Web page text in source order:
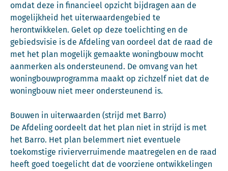
omdat deze in financieel opzicht bijdragen aan de
mogelijkheid het uiterwaardengebied te
herontwikkelen. Gelet op deze toelichting en de
gebiedsvisie is de Afdeling van oordeel dat de raad de
met het plan mogelijk gemaakte woningbouw mocht
aanmerken als ondersteunend. De omvang van het
woningbouwprogramma maakt op zichzelf niet dat de
woningbouw niet meer ondersteunend is.
Bouwen in uiterwaarden (strijd met Barro)
De Afdeling oordeelt dat het plan niet in strijd is met
het Barro. Het plan belemmert niet eventuele
toekomstige rivierverruimende maatregelen en de raad
heeft goed toegelicht dat de voorziene ontwikkelingen